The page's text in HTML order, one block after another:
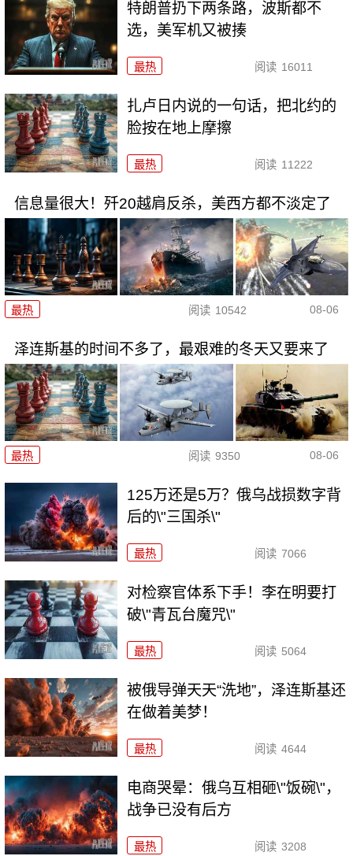
特朗普扔下两条路，波斯都不
选，美军机又被揍
最热 阅读 16011
扎卢日内说的一句话，把北约的
脸按在地上摩擦
最热 阅读 11222
信息量很大！歼20越肩反杀，美西方都不淡定了
最热 阅读 10542 08-06
泽连斯基的时间不多了，最艰难的冬天又要来了
最热 阅读 9350 08-06
125万还是5万？俄乌战损数字背
后的\"三国杀\"
最热 阅读 7066
对检察官体系下手！李在明要打
破\"青瓦台魔咒\"
最热 阅读 5064
被俄导弹天天“洗地”，泽连斯基还
在做着美梦！
最热 阅读 4644
电商哭晕：俄乌互相砸\"饭碗\"，
战争已没有后方
最热 阅读 3208